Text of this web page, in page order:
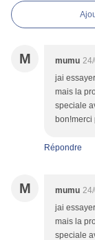
M mumu
jai
mais la
speciale
bon!merci
Répondre
M mumu
jai
mais la
speciale